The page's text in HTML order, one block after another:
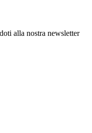
alla nostra newsletter